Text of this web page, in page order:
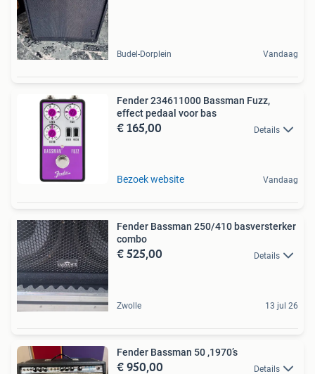
Budel-Dorplein Vandaag
Fender 234611000 Bassman Fuzz,
effect pedaal voor bas
€ 165,00 Details
Bezoek website Vandaag
Fender Bassman 250/410 basversterker
combo
€ 525,00 Details
Zwolle 13 jul 26
Fender Bassman 50 ,1970’s
€ 950,00 Details